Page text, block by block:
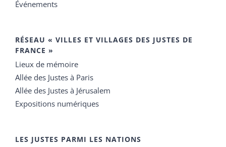
Événements
RÉSEAU « VILLES ET VILLAGES DES JUSTES DE
FRANCE »
Lieux de mémoire
Allée des Justes à Paris
Allée des Justes à Jérusalem
Expositions numériques
LES JUSTES PARMI LES NATIONS